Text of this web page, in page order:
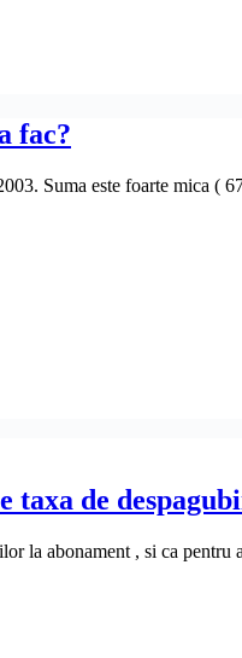
fac?
Suma este foarte mica (
de
la abonament , si ca pentru